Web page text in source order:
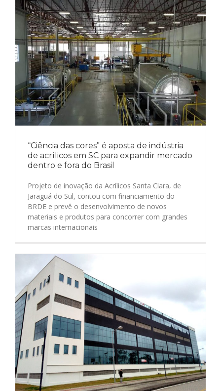
“Ciência das cores” é aposta de indústria
de acrílicos em SC para expandir mercado
dentro e fora do Brasil
Projeto de inovação da Acrílicos Santa Clara, de
Jaraguá do Sul, contou com financiamento do
BRDE e prevê o desenvolvimento de novos
materiais e produtos para concorrer com grandes
marcas internacionais